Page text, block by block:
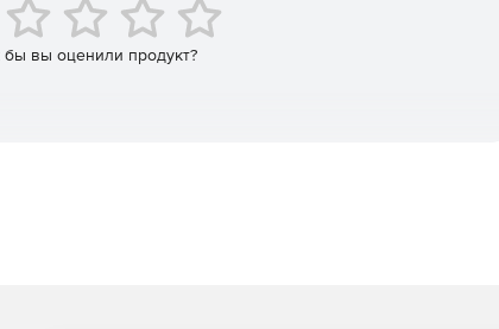
только на 64-разрядной версии Windows и требует
бы вы оценили продукт?